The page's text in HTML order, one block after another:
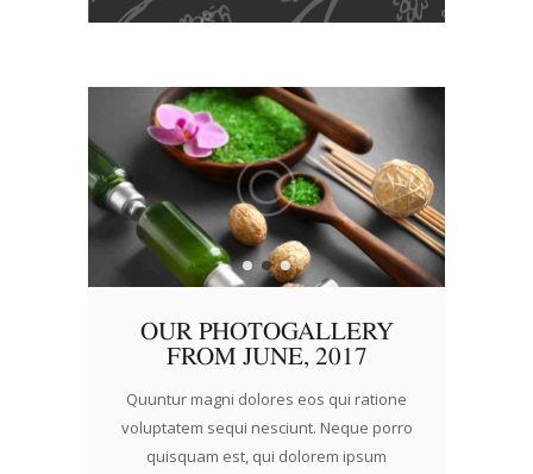
OUR PHOTOGALLERY
FROM JUNE, 2017
Quuntur magni dolores eos qui ratione
voluptatem sequi nesciunt. Neque porro
quisquam est, qui dolorem ipsum